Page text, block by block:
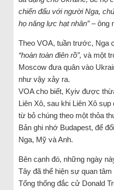
chiến đấu với người Nga,
họ năng lực hạt nhân” –ông
Theo VOA, tuần trước, Nga
“hoàn toàn điên rồ”, và một
Moscow đưa quân vào
như vậy xảy ra.
VOA cho biết, Kyiv được
Liên Xô, sau khi Liên Xô
từ bỏ chúng theo một thỏa
Bản ghi nhớ Budapest, để
Nga, Mỹ và Anh.
Bên cạnh đó, những ngày
Tây đã thể hiện sự quan
Tổng thống đắc cử Donald